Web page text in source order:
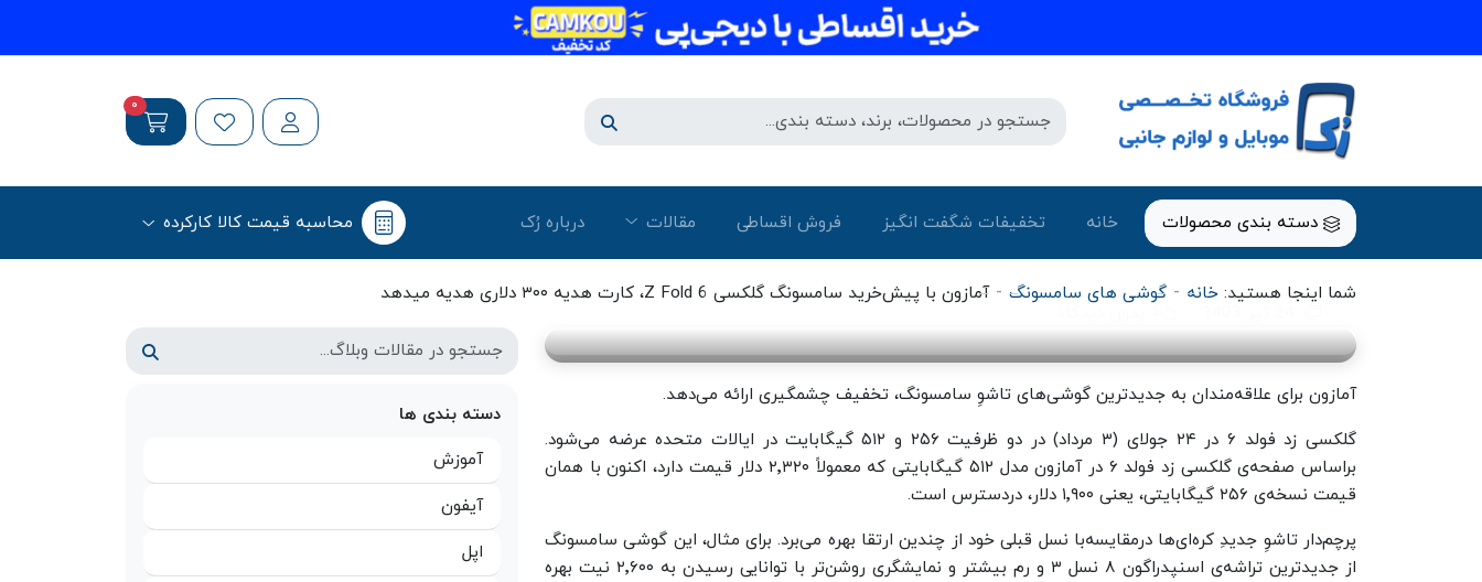
0
دسته بندی محصولات خانه تخفیفات شگفت انگیز فروش اقساطی مقالات درباره رُک‌ محاسبه قیمت کالا کارکرده
شما اینجا هستید: خانه - گوشی های سامسونگ -آمازون با پیش‌خرید سامسونگ گلکسی Z Fold 6، کارت هدیه ۳۰۰ دلاری هدیه میدهد
آمازون با پیش‌خرید سامسونگ گلکسی Z Fold 6، کارت هدیه ۳۰۰
دلاری هدیه میدهد
آمازون برای علاقه‌مندان به جدیدترین گوشی‌های تاشوِ سامسونگ، تخفیف چشمگیری ارائه می‌دهد.
گلکسی زد فولد ۶ در ۲۴ جولای (۳ مرداد) در دو ظرفیت ۲۵۶ و ۵۱۲ گیگابایت در ایالات متحده عرضه می‌شود.
بر‌اساس صفحه‌ی گلکسی زد فولد ۶ در آمازون مدل ۵۱۲ گیگابایتی که معمولاً ۲٬۳۲۰ دلار قیمت دارد، اکنون با همان
قیمت نسخه‌ی ۲۵۶ گیگابایتی، یعنی ۱٬۹۰۰ دلار، در‌دسترس است.
پرچم‌دار تاشوِ جدیدِ کره‌ای‌ها درمقایسه‌با نسل قبلی خود از چندین ارتقا بهره می‌برد. برای مثال، این گوشی سامسونگ
از جدیدترین تراشه‌ی اسنپدراگون ۸ نسل ۳ و رم بیشتر و نمایشگری روشن‌تر با توانایی رسیدن به ۲٬۶۰۰ نیت بهره
دسته بندی ها
آموزش
آیفون
اپل